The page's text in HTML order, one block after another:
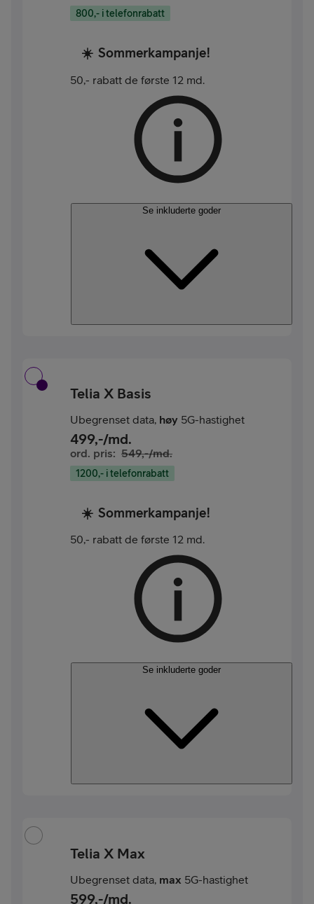
800,- i telefonrabatt
☀️ Sommerkampanje!
50,- rabatt de første 12 md.
Se inkluderte goder
Telia X Basis
Ubegrenset data, høy 5G-hastighet
499,-/md.
ord. pris: 549,-/md.
1200,- i telefonrabatt
☀️ Sommerkampanje!
50,- rabatt de første 12 md.
Se inkluderte goder
Telia X Max
Ubegrenset data, max 5G-hastighet
599,-/md.